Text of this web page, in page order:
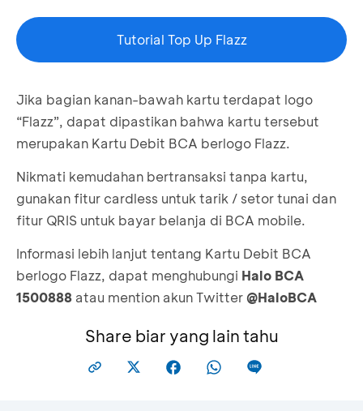
Tutorial Top Up Flazz
Jika bagian kanan-bawah kartu terdapat logo
“Flazz”, dapat dipastikan bahwa kartu tersebut
merupakan Kartu Debit BCA berlogo Flazz.
Nikmati kemudahan bertransaksi tanpa kartu,
gunakan fitur cardless untuk tarik / setor tunai dan
fitur QRIS untuk bayar belanja di BCA mobile.
Informasi lebih lanjut tentang Kartu Debit BCA
berlogo Flazz, dapat menghubungi Halo BCA
1500888 atau mention akun Twitter @HaloBCA
Share biar yang lain tahu